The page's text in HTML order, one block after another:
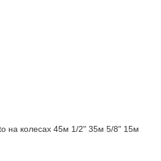
на колесах 45м 1/2" 35м 5/8" 15м